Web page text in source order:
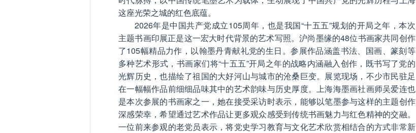
这座光荣之城的红色底蕴。
2026年是中国共产党成立105周年，也是我国“十五五”规划的开局之年，本次
主题书画印展正是这一宏大时代背景的艺术写照。沪尚墨缘的48位书画家共同创作
了105幅精品力作，以翰墨丹青献礼党的生日。参展作品涵盖书法、国画、篆刻等
多种艺术形式，书画家们将“十五五”开局之年的战略内涵融入创作，既书写了党的
光辉历史，也描绘了祖国的大好河山与城市的沧桑巨变。展览现场，不少市民驻足
在一幅幅作品前细细品味其中的艺术韵味与历史厚度。上海海墨画社画师吴爱连也
是本次参展的书画家之一，她在接受采访时表示，能够以笔墨参与这样的主题创作
深感荣幸，希望通过艺术作品让更多观众感受到传统书画魅力与红色精神的交融。
一位前来参观的老党员表示，将党史学习教育与文化艺术欣赏相结合的方式非常新